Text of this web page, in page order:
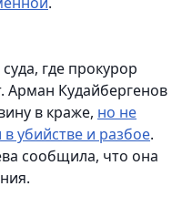
где прокурор
Арман Кудайбергенов
в краже, но не
убийстве и разбое.
сообщила, что она